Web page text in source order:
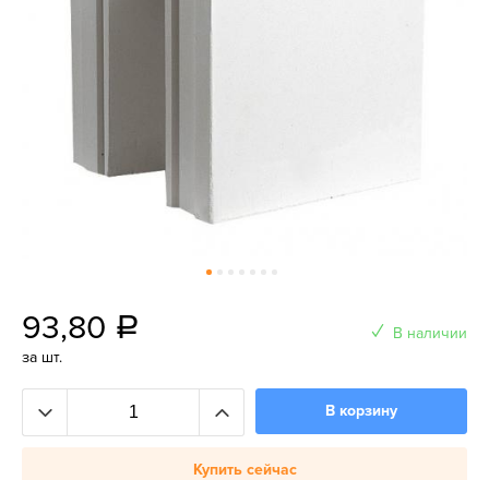
93,80 a
за шт.
В наличии
В корзину
Купить сейчас